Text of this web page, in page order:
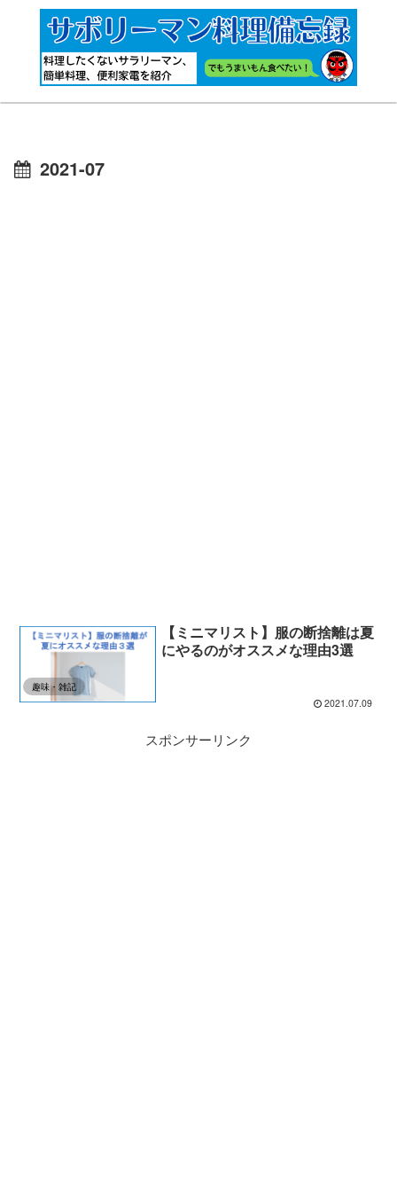
2021-07
趣味・雑記
【ミニマリスト】服の断捨離は夏
にやるのがオススメな理由3選
2021.07.09
スポンサーリンク